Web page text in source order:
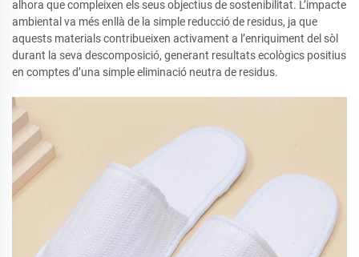
alhora que compleixen els seus objectius de sostenibilitat. L’impacte
ambiental va més enllà de la simple reducció de residus, ja que
aquests materials contribueixen activament a l’enriquiment del sòl
durant la seva descomposició, generant resultats ecològics positius
en comptes d’una simple eliminació neutra de residus.